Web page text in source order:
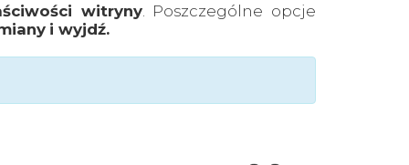
witryny. Poszczególne opcje
i wyjdź.